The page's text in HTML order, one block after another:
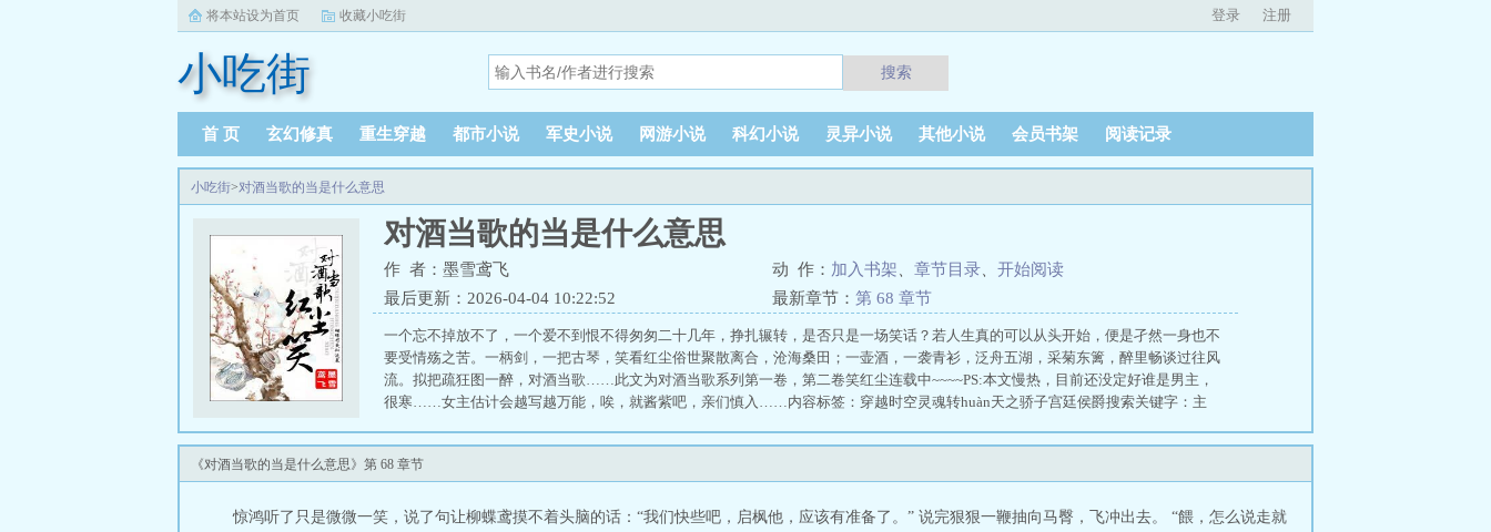
将本站设为首页 收藏小吃街 登录 注册
小吃街 搜索
首 页 玄幻修真 重生穿越 都市小说 军史小说 网游小说 科幻小说 灵异小说 其他小说 会员书架 阅读记录
小吃街>对酒当歌的当是什么意思
对酒当歌的当是什么意思
作 者：墨雪鸢飞 动 作： 加入书架 章节目录
开始阅读
最后更新：2026-04-04 10:22:52
最新章节： 第 68 章节
一个忘不掉放不了，一个爱不到恨不得匆匆二十几年，挣扎辗转，是否只是一场笑话？若人生真的可以从头开始，便是孑然一身也不
要受情殇之苦。一柄剑，一把古琴，笑看红尘俗世聚散离合，沧海桑田；一壶酒，一袭青衫，泛舟五湖，采菊东篱，醉里畅谈过往风
流。拟把疏狂图一醉，对酒当歌……此文为对酒当歌系列第一卷，第二卷笑红尘连载中~~~~PS:本文慢热，目前还没定好谁是男主，
很寒……女主估计会越写越万能，唉，就酱紫吧，亲们慎入……内容标签：穿越时空灵魂转huàn天之骄子宫廷侯爵搜索关键字：主
《对酒当歌的当是什么意思》第 68 章节
惊鸿听了只是微微一笑，说了句让柳蝶鸢摸不着头脑的话：“我们快些吧，启枫他，应该有准备了。” 说完狠狠一鞭抽向马臀，飞冲出去。 “餵，怎么说走就